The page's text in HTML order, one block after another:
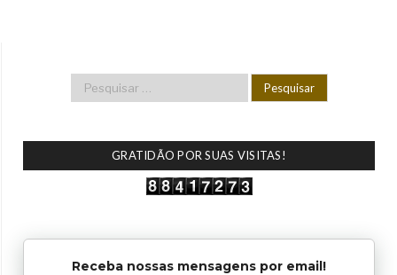
GRATIDÃO POR SUAS VISITAS!
Receba nossas mensagens por email!